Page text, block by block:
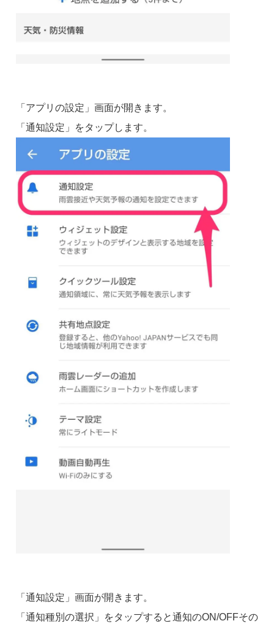
「アプリの設定」画面が開きます。
「通知設定」をタップします。
「通知設定」画面が開きます。
「通知種別の選択」をタップすると通知のON/OFFその